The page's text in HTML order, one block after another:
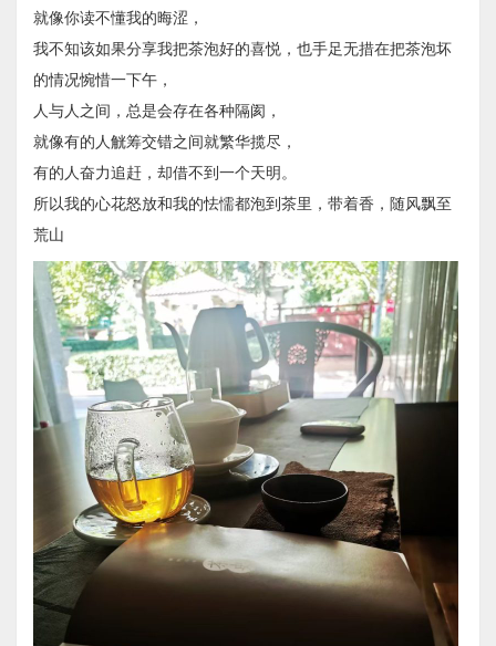
就像你读不懂我的晦涩，
我不知该如果分享我把茶泡好的喜悦，也手足无措在把茶泡坏
的情况惋惜一下午，
人与人之间，总是会存在各种隔阂，
就像有的人觥筹交错之间就繁华揽尽，
有的人奋力追赶，却借不到一个天明。
所以我的心花怒放和我的怯懦都泡到茶里，带着香，随风飘至
荒山